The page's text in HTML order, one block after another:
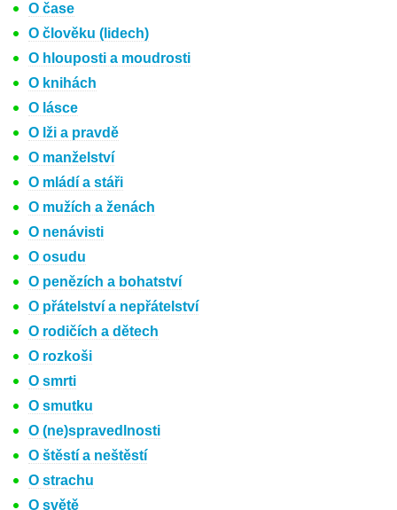
O čase
O člověku (lidech)
O hlouposti a moudrosti
O knihách
O lásce
O lži a pravdě
O manželství
O mládí a stáři
O mužích a ženách
O nenávisti
O osudu
O penězích a bohatství
O přátelství a nepřátelství
O rodičích a dětech
O rozkoši
O smrti
O smutku
O (ne)spravedlnosti
O štěstí a neštěstí
O strachu
O světě